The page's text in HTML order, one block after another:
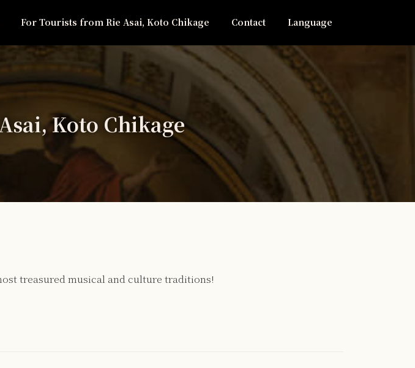
For Tourists from Rie Asai, Koto Chikage Contact Language
Koto Chikage
treasured musical and culture traditions!